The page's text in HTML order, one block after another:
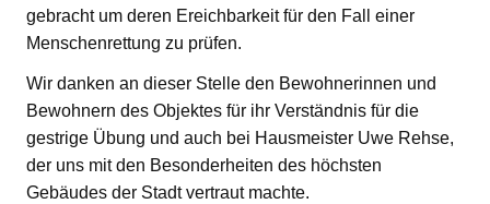
gebracht um deren Ereichbarkeit für den Fall einer
Menschenrettung zu prüfen.
Wir danken an dieser Stelle den Bewohnerinnen und
Bewohnern des Objektes für ihr Verständnis für die
gestrige Übung und auch bei Hausmeister Uwe Rehse,
der uns mit den Besonderheiten des höchsten
Gebäudes der Stadt vertraut machte.